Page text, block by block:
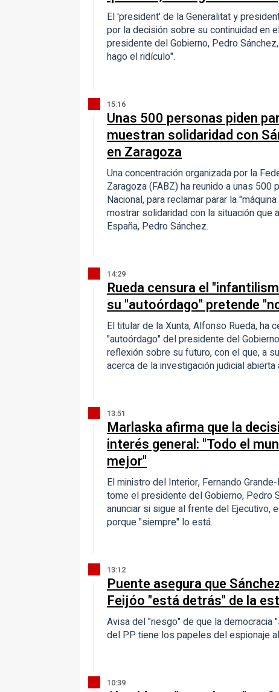
El 'president' de la Generalitat y
por la decisión sobre su continuidad en
presidente del Gobierno, Pedro
hago el ridículo".
15:16
Unas 500 personas piden
muestran solidaridad con
en Zaragoza
Una concentración organizada por la
Zaragoza (FABZ) ha reunido a unas
Nacional, para reclamar parar la
mostrar solidaridad con la situación
España, Pedro Sánchez.
14:29
Rueda censura el
su "autoórdago" pretende
El titular de la Xunta, Alfonso Rueda, ha
"autoórdago" del presidente del
reflexión sobre su futuro, con el que, a
acerca de la investigación judicial
13:51
Marlaska afirma que la
interés general: "Todo el
mejor"
El ministro del Interior, Fernando
tome el presidente del Gobierno, Pedro
anunciar si sigue al frente del Ejecutivo,
porque "siempre" lo está.
13:12
Puente asegura que
Feijóo "está detrás" de la
Avisa del "riesgo" de que la democracia
del PP tiene los papeles del espionaje
10:39